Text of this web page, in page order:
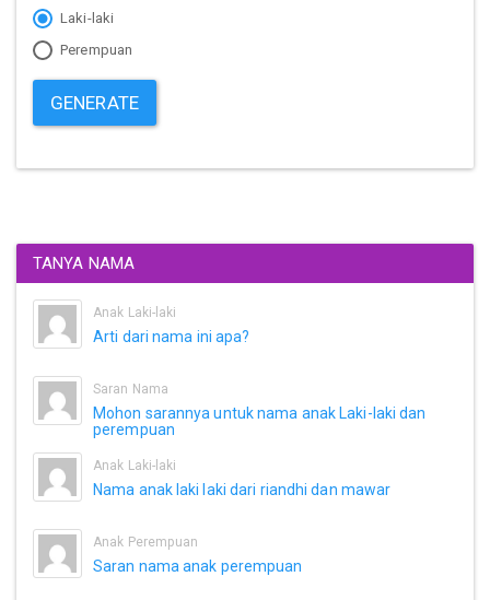
Laki-laki
Perempuan
GENERATE
TANYA NAMA
Anak Laki-laki
Arti dari nama ini apa?
Saran Nama
Mohon sarannya untuk nama anak Laki-laki dan
perempuan
Anak Laki-laki
Nama anak laki laki dari riandhi dan mawar
Anak Perempuan
Saran nama anak perempuan